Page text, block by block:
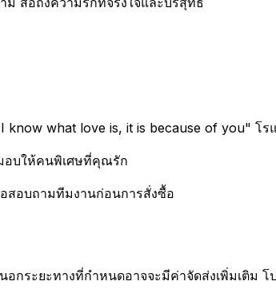
what love is, it is because of you" โ
อบให้คนพิเศษที่คุณรัก
สอบถามทีมงานก่อนการสั่งซื้อ
กระยะทางที่กำหนดอาจจะมีค่าจัดส่งเพิ่มเติม โ